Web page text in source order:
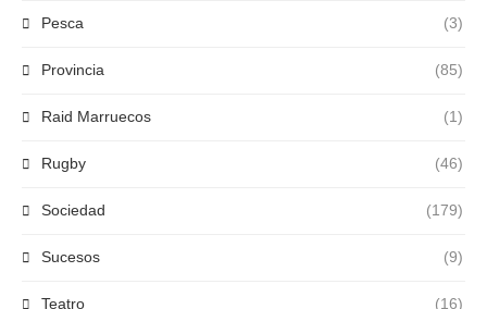
Pesca (3)
Provincia (85)
Raid Marruecos (1)
Rugby (46)
Sociedad (179)
Sucesos (9)
Teatro (16)